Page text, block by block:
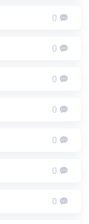
0
0
0
0
0
0
0